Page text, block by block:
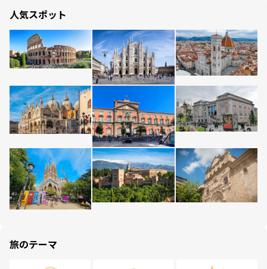
人気スポット
旅のテーマ